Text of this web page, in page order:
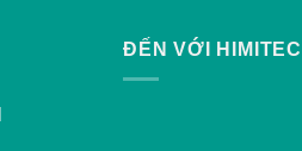
ĐẾN VỚI